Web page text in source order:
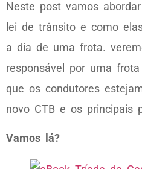
Neste post vamos
lei de trânsito e como
a dia de uma frota.
responsável por uma
que os condutores
novo CTB e os principais
Vamos lá?